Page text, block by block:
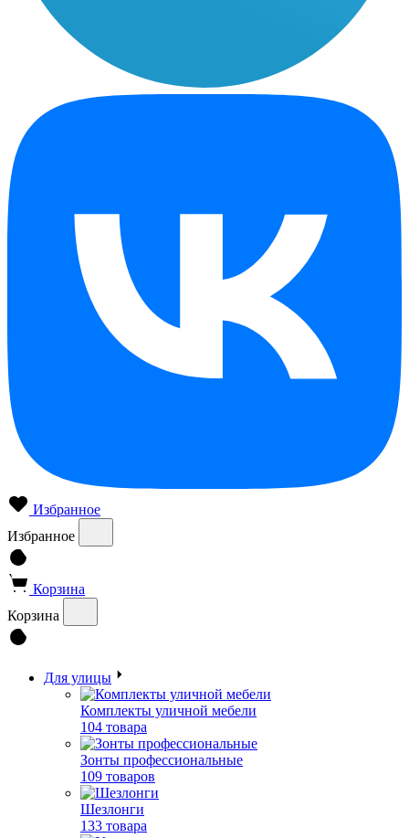
Избранное
Избранное
Корзина
Корзина
Для улицы
Комплекты уличной мебели
104 товара
Зонты профессиональные
109 товаров
Шезлонги
133 товара